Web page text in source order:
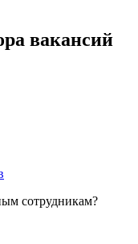
вакансий
сотрудникам?